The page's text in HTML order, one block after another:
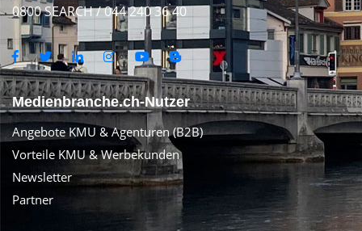
0800 SEARCH / 044 240 36 40
Medienbranche.ch-Nutzer
Angebote KMU & Agenturen (B2B)
Vorteile KMU & Werbekunden
Newsletter
Partner